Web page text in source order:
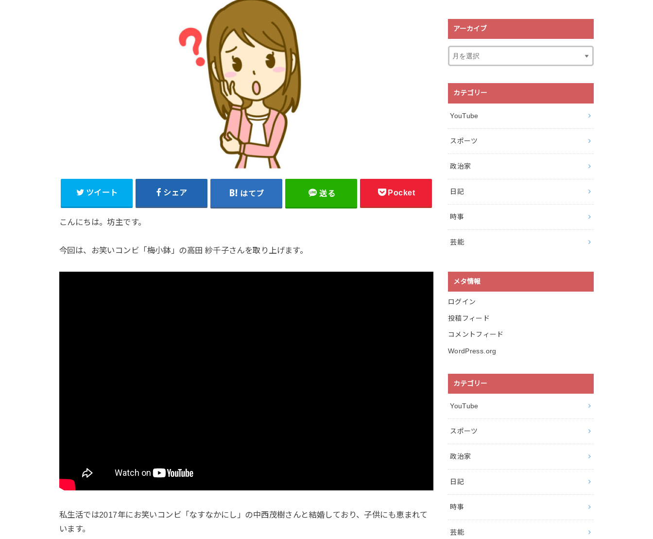
ツイート シェア はてブ 送る Pocket
こんにちは。坊主です。
今回は、お笑いコンビ「梅小鉢」の高田 紗千子さんを取り上げます。
私生活では2017年にお笑いコンビ「なすなかにし」の中西茂樹さんと結婚しており、子供にも恵まれて
います。
アーカイブ
カテゴリー
YouTube
スポーツ
政治家
日記
時事
芸能
メタ情報
ログイン
投稿フィード
コメントフィード
WordPress.org
カテゴリー
YouTube
スポーツ
政治家
日記
時事
芸能